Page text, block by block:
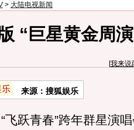
> 大陆电视新闻
“巨星黄金周
[我来说
来源：搜狐娱乐
跃青春”跨年群星演唱